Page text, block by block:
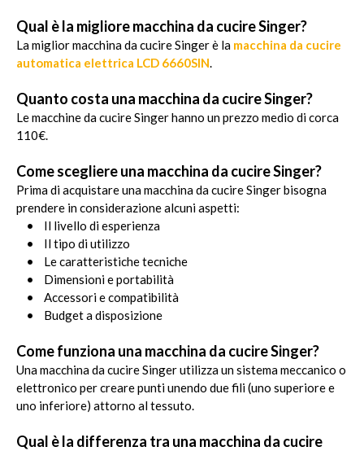
Qual è la migliore macchina da cucire Singer?
La miglior macchina da cucire Singer è la macchina da cucire
automatica elettrica LCD 6660SIN.
Quanto costa una macchina da cucire Singer?
Le macchine da cucire Singer hanno un prezzo medio di corca
110€.
Come scegliere una macchina da cucire Singer?
Prima di acquistare una macchina da cucire Singer bisogna
prendere in considerazione alcuni aspetti:
• Il livello di esperienza
• Il tipo di utilizzo
• Le caratteristiche tecniche
• Dimensioni e portabilità
• Accessori e compatibilità
• Budget a disposizione
Come funziona una macchina da cucire Singer?
Una macchina da cucire Singer utilizza un sistema meccanico o
elettronico per creare punti unendo due fili (uno superiore e
uno inferiore) attorno al tessuto.
Qual è la differenza tra una macchina da cucire